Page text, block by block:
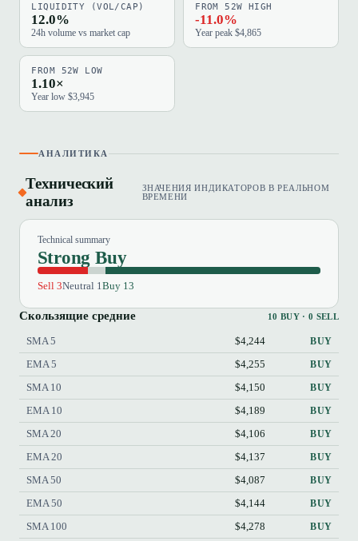
LIQUIDITY (VOL/CAP)
12.0%
24h volume vs market cap
FROM 52W HIGH
-11.0%
Year peak $4,865
FROM 52W LOW
1.10×
Year low $3,945
АНАЛИТИКА
Технический
анализ
ЗНАЧЕНИЯ ИНДИКАТОРОВ В РЕАЛЬНОМ
ВРЕМЕНИ
Technical summary
Strong Buy
Sell 3Neutral 1Buy 13
Скользящие средние 10 BUY · 0 SELL
SMA 5 $4,244 BUY
EMA 5 $4,255 BUY
SMA 10 $4,150 BUY
EMA 10 $4,189 BUY
SMA 20 $4,106 BUY
EMA 20 $4,137 BUY
SMA 50 $4,087 BUY
EMA 50 $4,144 BUY
SMA 100 $4,278 BUY